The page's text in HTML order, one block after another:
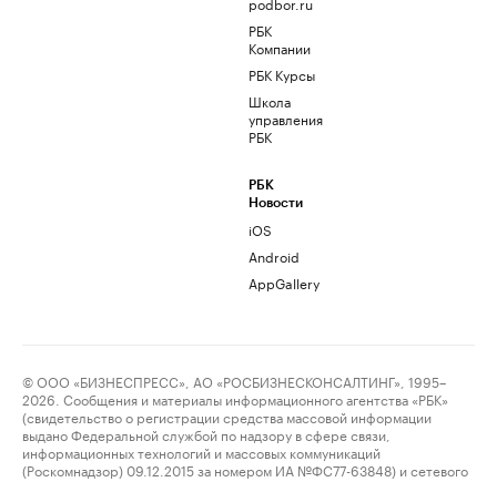
РБК
Компании
РБК Курсы
Школа
управления
РБК
РБК
Новости
iOS
Android
AppGallery
© ООО «БИЗНЕСПРЕСС», АО «РОСБИЗНЕСКОНСАЛТИНГ», 1995–
2026. Сообщения и материалы информационного агентства «РБК»
(свидетельство о регистрации средства массовой информации
выдано Федеральной службой по надзору в сфере связи,
информационных технологий и массовых коммуникаций
(Роскомнадзор) 09.12.2015 за номером ИА №ФС77-63848) и сетевого